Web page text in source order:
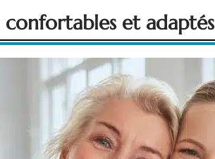
confortables et adaptés